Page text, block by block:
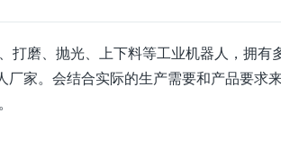
打磨、抛光、上下料等工业机器人，拥
家。会结合实际的生产需要和产品要